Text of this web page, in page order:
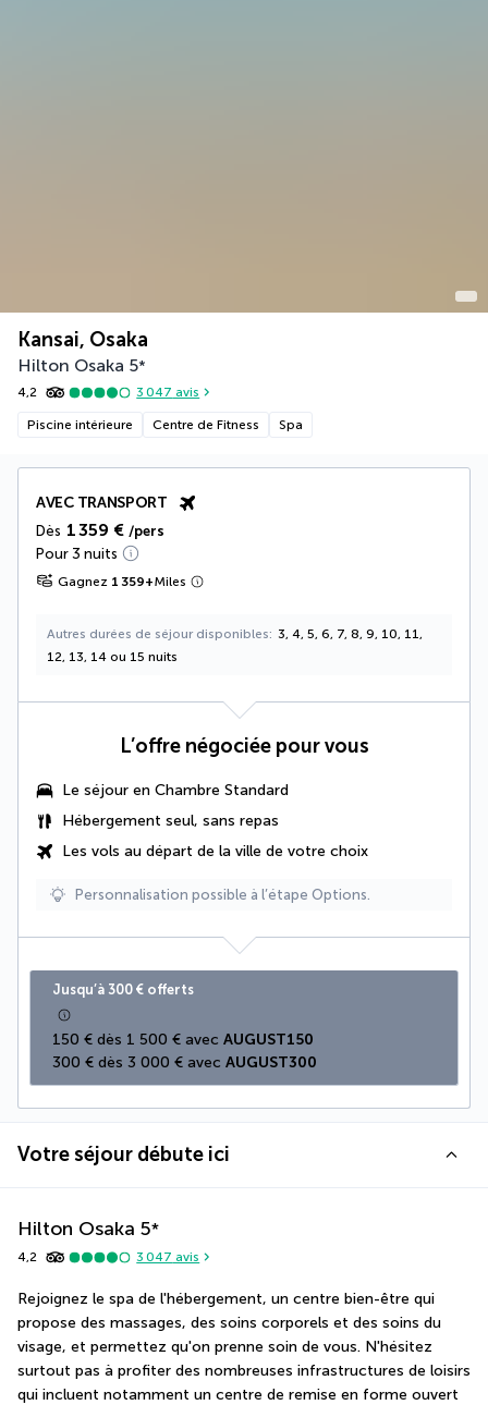
Kansai, Osaka
Hilton Osaka 5*
4,2 3 047 avis
Piscine intérieure Centre de Fitness Spa
AVEC TRANSPORT
Dès 1 359 € /pers
Pour 3 nuits
Gagnez 1 359+Miles
Autres durées de séjour disponibles
3, 4, 5, 6, 7, 8, 9, 10, 11,
12, 13, 14 ou 15 nuits
L’offre négociée pour vous
Le séjour en Chambre Standard
Hébergement seul, sans repas
Les vols au départ de la ville de votre choix
Personnalisation possible à l’étape Options.
Jusqu’à 300 € offerts
150 € dès 1 500 € avec AUGUST150
300 € dès 3 000 € avec AUGUST300
Votre séjour débute ici
Hilton Osaka 5*
4,2 3 047 avis
Rejoignez le spa de l'hébergement, un centre bien-être qui
propose des massages, des soins corporels et des soins du
visage, et permettez qu'on prenne soin de vous. N'hésitez
surtout pas à profiter des nombreuses infrastructures de loisirs
qui incluent notamment un centre de remise en forme ouvert